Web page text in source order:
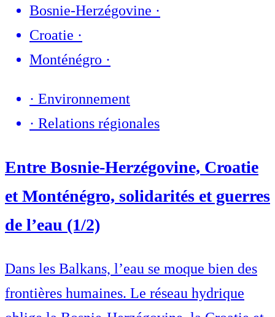
Bosnie-Herzégovine ·
Croatie ·
Monténégro ·
· Environnement
· Relations régionales
Entre Bosnie-Herzégovine, Croatie
et Monténégro, solidarités et guerres
de l’eau (1/2)
Dans les Balkans, l’eau se moque bien des
frontières humaines. Le réseau hydrique